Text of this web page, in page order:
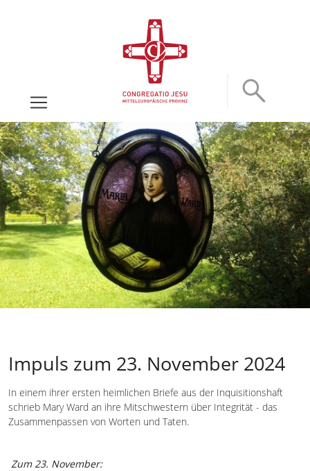
Impuls zum 23. November 2024
In einem ihrer ersten heimlichen Briefe aus der Inquisitionshaft
schrieb Mary Ward an ihre Mitschwestern über Integrität - das
Zusammenpassen von Worten und Taten.
Zum 23. November: